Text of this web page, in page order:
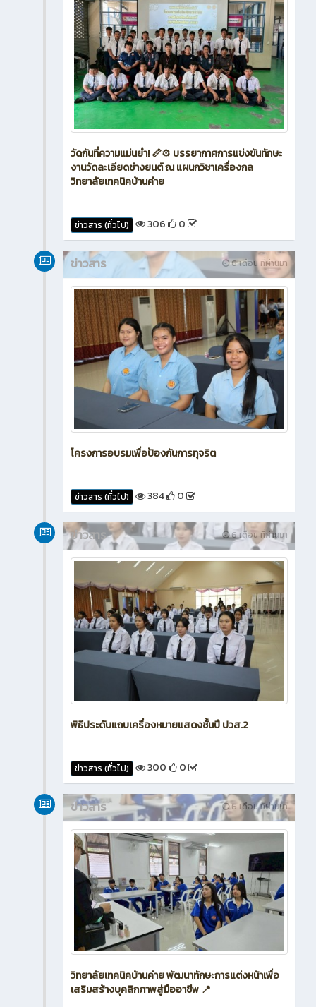
วัดกันที่ความแม่นยำ! 📏⚙️ บรรยากาศการแข่งขันทักษะ
งานวัดละเอียดช่างยนต์ ณ แผนกวิชาเครื่องกล
วิทยาลัยเทคนิคบ้านค่าย
ข่าวสาร (ทั่วไป) 306 0
6 เดือน ที่ผ่านมา
ข่าวสาร
โครงการอบรมเพื่อป้องกันการทุจริต
ข่าวสาร (ทั่วไป) 384 0
6 เดือน ที่ผ่านมา
ข่าวสาร
พิธีประดับแถบเครื่องหมายแสดงชั้นปี ปวส.2
ข่าวสาร (ทั่วไป) 300 0
6 เดือน ที่ผ่านมา
ข่าวสาร
วิทยาลัยเทคนิคบ้านค่าย พัฒนาทักษะการแต่งหน้าเพื่อ
เสริมสร้างบุคลิกภาพสู่มืออาชีพ 📍